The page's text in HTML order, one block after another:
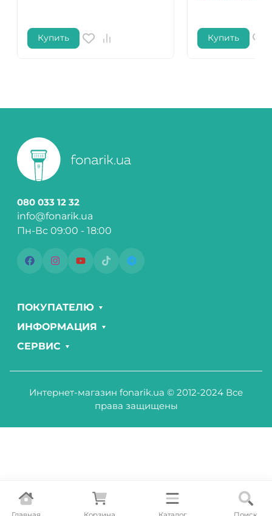
Купить Купить
080 033 12 32
info@fonarik.ua
Пн-Вс 09:00 - 18:00
ПОКУПАТЕЛЮ
ИНФОРМАЦИЯ
СЕРВИС
Интернет-магазин fonarik.ua © 2012-2024 Все
права защищены